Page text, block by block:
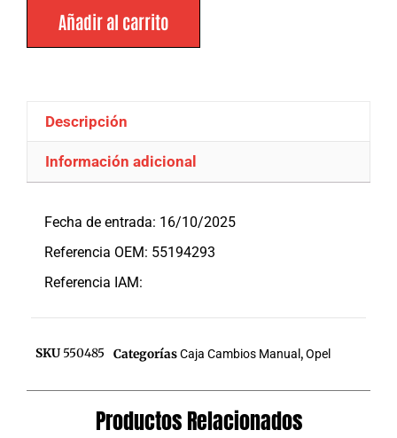
Añadir al carrito
Descripción
Información adicional
Fecha de entrada: 16/10/2025
Referencia OEM: 55194293
Referencia IAM:
SKU 550485 CategoríasCaja Cambios Manual ,Opel
Productos Relacionados